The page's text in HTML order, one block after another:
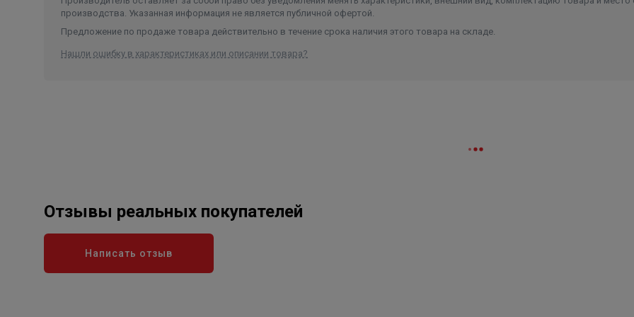
производства. Указанная информация не является публичной офертой.
Предложение по продаже товара действительно в течение срока наличия этого товара на складе.
Нашли ошибку в характеристиках или описании товара?
Отзывы реальных покупателей
Написать отзыв